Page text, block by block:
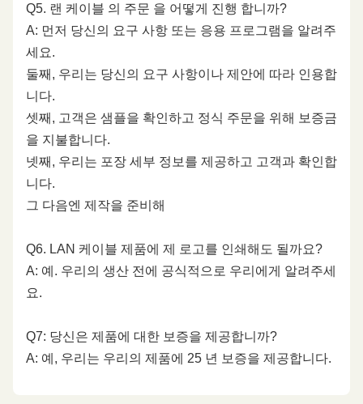
Q5. 랜 케이블 의 주문 을 어떻게 진행 합니까?
A: 먼저 당신의 요구 사항 또는 응용 프로그램을 알려주
세요.
둘째, 우리는 당신의 요구 사항이나 제안에 따라 인용합
니다.
셋째, 고객은 샘플을 확인하고 정식 주문을 위해 보증금
을 지불합니다.
넷째, 우리는 포장 세부 정보를 제공하고 고객과 확인합
니다.
그 다음엔 제작을 준비해
Q6. LAN 케이블 제품에 제 로고를 인쇄해도 될까요?
A: 예. 우리의 생산 전에 공식적으로 우리에게 알려주세
요.
Q7: 당신은 제품에 대한 보증을 제공합니까?
A: 예, 우리는 우리의 제품에 25 년 보증을 제공합니다.